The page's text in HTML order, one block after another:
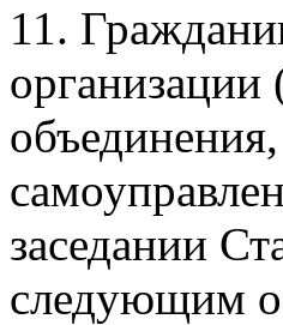
11.
заседании
следующим